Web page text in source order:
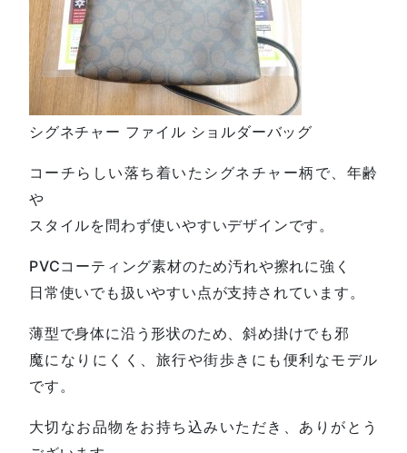
シグネチャー ファイル ショルダーバッグ
コーチらしい落ち着いたシグネチャー柄で、年齢
や
スタイルを問わず使いやすいデザインです。
PVCコーティング素材のため汚れや擦れに強く
日常使いでも扱いやすい点が支持されています。
薄型で身体に沿う形状のため、斜め掛けでも邪
魔になりにくく、旅行や街歩きにも便利なモデル
です。
大切なお品物をお持ち込みいただき、ありがとう